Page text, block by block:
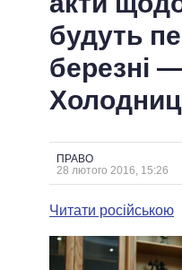
СТАТТІ
ДУМКИ
ОГЛЯДИ
ДАЙДЖЕСТИ
УСІ ПОЛІТИКИ
ПРЕЗИДЕНТ І
ВЕРХОВНА РАДА
ГОЛОВИ
МЕРИ МІСТ
ВСІ ПЕРСОНИ
будуть
березні
ПРАВО
28 лютого 2016, 15:26
Читати російською